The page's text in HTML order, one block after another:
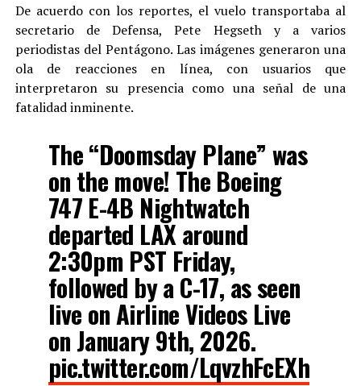
De acuerdo con los reportes, el vuelo transportaba al
secretario de Defensa, Pete Hegseth y a varios
periodistas del Pentágono. Las imágenes generaron una
ola de reacciones en línea, con usuarios que
interpretaron su presencia como una señal de una
fatalidad inminente.
The “Doomsday Plane” was
on the move! The Boeing
747 E-4B Nightwatch
departed LAX around
2:30pm PST Friday,
followed by a C-17, as seen
live on Airline Videos Live
on January 9th, 2026.
pic.twitter.com/LqvzhFcEXh